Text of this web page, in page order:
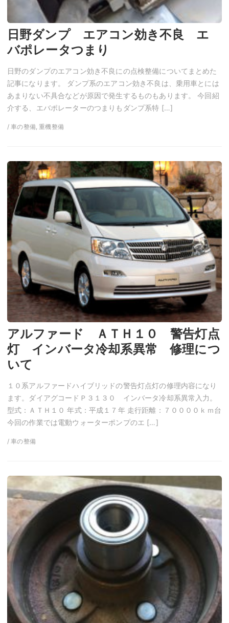
日野ダンプ エアコン効き不良 エ
バポレータつまり
日野のダンプのエアコン効き不良にの点検整備についてまとめた
記事になります。 ダンプ系のエアコン効き不良は、乗用車とには
あまりない不具合などが原因で発生するものもあります。 今回紹
介する、エバポレーターのつまりもダンプ系特 […]
/ 車の整備, 重機整備
アルファード ＡＴＨ１０ 警告灯点
灯 インバータ冷却系異常 修理につ
いて
１０系アルファードハイブリッドの警告灯点灯の修理内容になり
ます。ダイアグコードＰ３１３０ インバータ冷却系異常入力。
型式：ＡＴＨ１０ 年式：平成１７年 走行距離：７００００ｋｍ台
今回の作業では電動ウォーターポンプのエ […]
/ 車の整備